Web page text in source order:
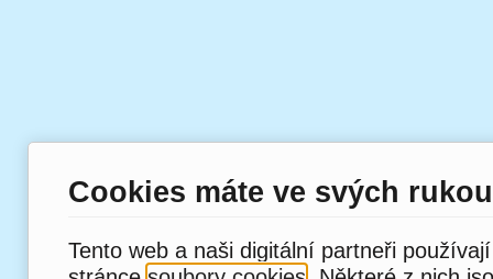
Cookies máte ve svých rukou
Tento web a naši digitální partneři